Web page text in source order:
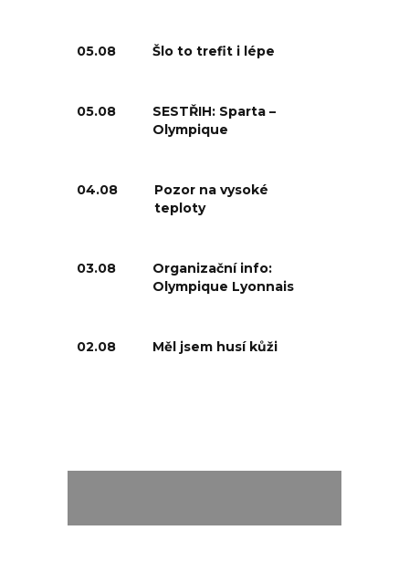
05.08 Šlo to trefit i lépe
05.08
SESTŘIH: Sparta –
Olympique
04.08
Pozor na vysoké
teploty
03.08
Organizační info:
Olympique Lyonnais
02.08 Měl jsem husí kůži